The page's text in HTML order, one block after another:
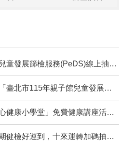
臺北市115年度推展家庭教育補助實施計畫
童發展篩檢服務(PeDS)線上抽獎活動
北市115年親子館兒童發展篩檢(PeDS)活動」
健康小學堂」免費健康講座活動歡迎踴躍參加!
健檢好運到，十來運轉加碼抽」篩檢獎勵活動